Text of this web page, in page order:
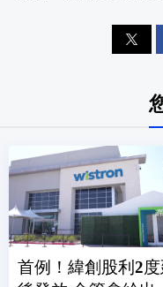
首例！緯創股利2度